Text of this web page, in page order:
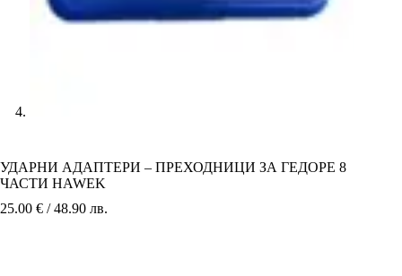
УДАРНИ АДАПТЕРИ – ПРЕХОДНИЦИ ЗА ГЕДОРЕ 8
ЧАСТИ HAWEK
25.00 € / 48.90 лв.